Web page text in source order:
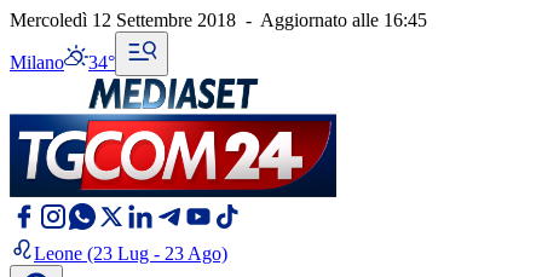
Mercoledì 12 Settembre 2018 - Aggiornato alle 16:45
Milano 34°
Leone (23 Lug - 23 Ago)